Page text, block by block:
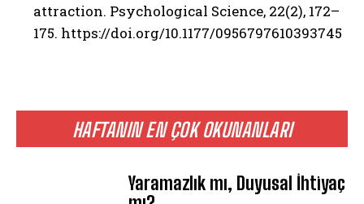
HAFTANIN EN ÇOK OKUNANLARI
Yaramazlık mı, Duyusal İhtiyaç
attraction. Psychological Science, 22(2), 172–
175. https://doi.org/10.1177/0956797610393745